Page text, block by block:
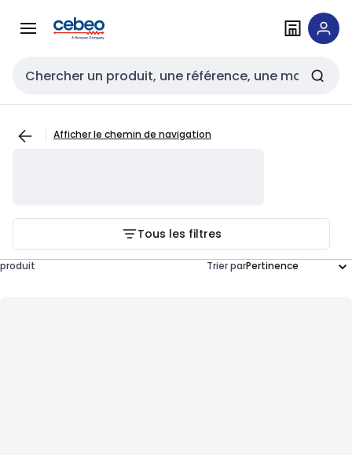
navigationau
Entrée de recherche
Afficher le chemin de navigation
Tous les filtres
produit Trier par